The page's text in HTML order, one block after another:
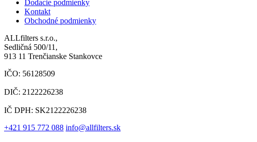
Dodacie podmienky
Kontakt
Obchodné podmienky
ALLfilters s.r.o.,
Sedličná 500/11,
913 11 Trenčianske Stankovce
IČO: 56128509
DIČ: 2122226238
IČ DPH: SK2122226238
+421 915 772 088 info@allfilters.sk